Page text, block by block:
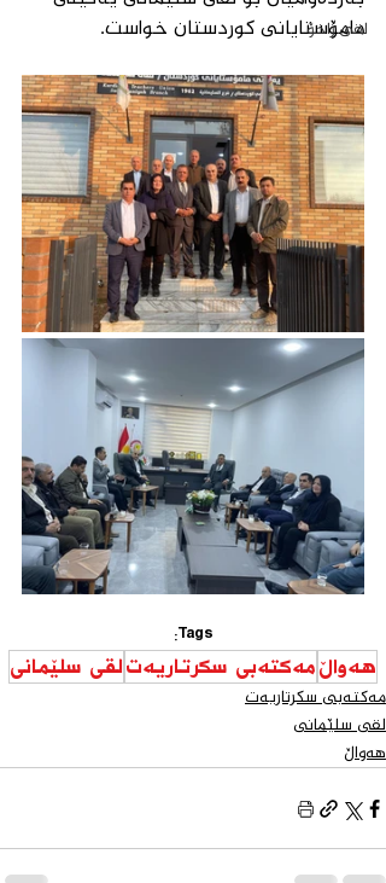
لقی زاخۆ
مامۆستایانی كوردستان خواست.
Tags:
هەواڵمەكتەبی سكرتاریەتلقی سلێمانی
مەكتەبی سكرتاریەت
لقی سلێمانی
هەواڵ